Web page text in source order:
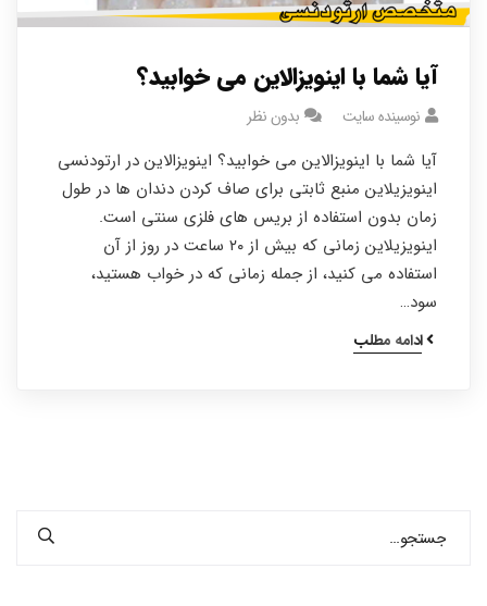
آیا شما با اینویزالاین می خوابید؟
نوسینده سایت بدون نظر
آیا شما با اینویزالاین می خوابید؟ اینویزالاین در ارتودنسی
اینویزیلاین منبع ثابتی برای صاف کردن دندان ها در طول
زمان بدون استفاده از بریس های فلزی سنتی است.
اینویزیلاین زمانی که بیش از ۲۰ ساعت در روز از آن
استفاده می کنید، از جمله زمانی که در خواب هستید،
سود…
ادامه مطلب